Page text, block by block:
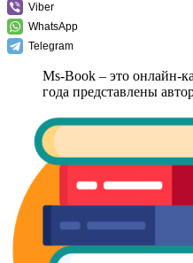
Viber
WhatsApp
Telegram
Ms-Book – это онлайн-
года представлены